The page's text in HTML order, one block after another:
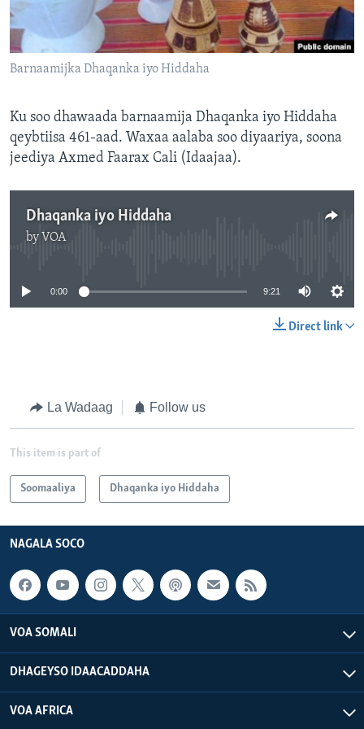
FAAQIDAADDA TODDOBAADKA
DHEXTAALKA TODDOBAADKA
Barnaamijka Dhaqanka iyo Hiddaha
Ku soo dhawaada barnaamija Dhaqanka iyo Hiddaha
qeybtiisa 461-aad. Waxaa aalaba soo diyaariya, soona
jeediya Axmed Faarax Cali (Idaajaa).
Dhaqanka iyo Hiddaha
by VOA
0:00 9:21
Direct link
La Wadaag Follow us
This item is part of
Soomaaliya Dhaqanka iyo Hiddaha
NAGALA SOCO
VOA SOMALI
DHAGEYSO IDAACADDAHA
VOA AFRICA